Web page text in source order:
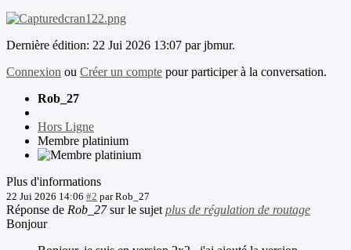
Dernière édition: 22 Jui 2026 13:07 parjbmur.
Connexion ou Créer un compte pour participer à la conversation.
Rob_27
Hors Ligne
Membre platinium
Plus d'informations
22 Jui 2026 14:06 #2 parRob_27
Réponse de Rob_27sur le sujet plus de régulation de routage
Bonjour